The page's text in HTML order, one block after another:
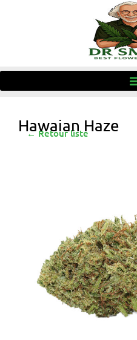
← Retour liste
Hawaian Haze